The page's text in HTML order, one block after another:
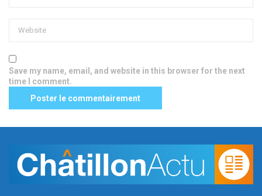
Save my name, email, and website in this browser for the next
time I comment.